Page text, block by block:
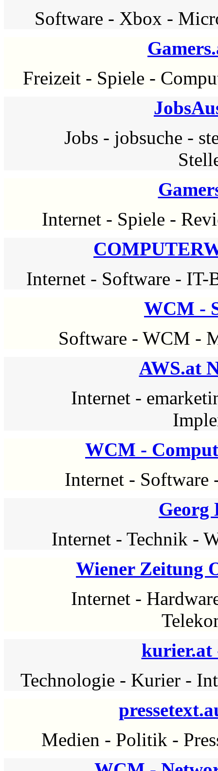
Software - Xbox -
Freizeit - Spiele -
Jobs - jobsuche -
Internet - Spiele -
Internet - Software - IT-
WCM -
Software - WCM -
AWS.at
Internet -
WCM -
Internet- Software
Georg
Internet - Technik -
Wiener Zeitung
Internet-
kurier.at
Technologie - Kurier-
Medien - Politik -